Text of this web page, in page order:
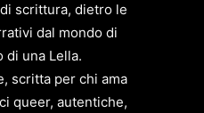
scrittura, dietro le
dal mondo di
di una Lella.
scritta per chi ama
queer, autentiche,